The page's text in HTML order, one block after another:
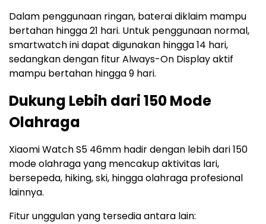
Dalam penggunaan ringan, baterai diklaim mampu
bertahan hingga 21 hari. Untuk penggunaan normal,
smartwatch ini dapat digunakan hingga 14 hari,
sedangkan dengan fitur Always-On Display aktif
mampu bertahan hingga 9 hari.
Dukung Lebih dari 150 Mode
Olahraga
Xiaomi Watch S5 46mm hadir dengan lebih dari 150
mode olahraga yang mencakup aktivitas lari,
bersepeda, hiking, ski, hingga olahraga profesional
lainnya.
Fitur unggulan yang tersedia antara lain: